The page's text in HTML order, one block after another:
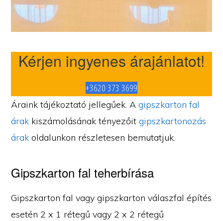
Kérjen ingyenes árajánlatot!
+3620 373 3699
Áraink tájékoztató jellegűek. Agipszkarton fal
árak kiszámolásának tényezőitgipszkartonozás
árak oldalunkon részletesen bemutatjuk.
Gipszkarton fal teherbírása
Gipszkarton fal vagy gipszkarton válaszfal építés
esetén 2 x 1 rétegű vagy 2 x 2 rétegű